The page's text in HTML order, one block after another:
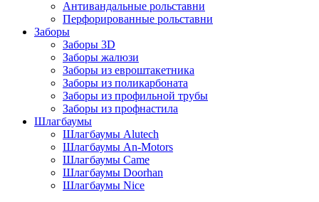
Антивандальные рольставни
Перфорированные рольставни
Заборы
Заборы 3D
Заборы жалюзи
Заборы из евроштакетника
Заборы из поликарбоната
Заборы из профильной трубы
Заборы из профнастила
Шлагбаумы
Шлагбаумы Alutech
Шлагбаумы An-Motors
Шлагбаумы Came
Шлагбаумы Doorhan
Шлагбаумы Nice